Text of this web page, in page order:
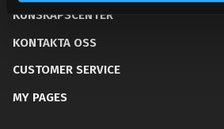
KUNSKAPSCENTER
KONTAKTA OSS
CUSTOMER SERVICE
MY PAGES